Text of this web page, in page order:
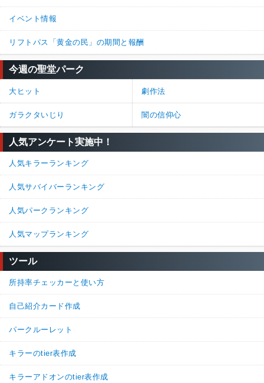
イベント情報
リフトパス「黄金の民」の期間と報酬
今週の聖堂パーク
大ヒット 劇作法
ガラクタいじり 闇の信仰心
人気アンケート実施中！
人気キラーランキング
人気サバイバーランキング
人気パークランキング
人気マップランキング
ツール
所持率チェッカーと使い方
自己紹介カード作成
パークルーレット
キラーのtier表作成
キラーアドオンのtier表作成